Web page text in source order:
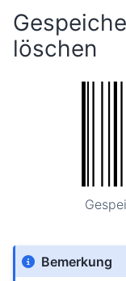
löschen
Bemerkung